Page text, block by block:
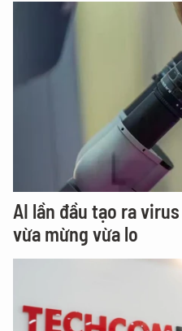
AI lần đầu tạo ra
vừa mừng vừa lo